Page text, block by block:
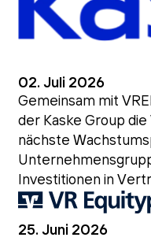
02. Juli 2026
Gemeinsam mit
der Kaske Group
nächste
Investitionen in
25. Juni 2026